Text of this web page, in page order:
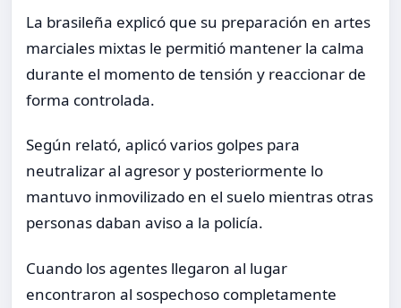
La brasileña explicó que su preparación en artes
marciales mixtas le permitió mantener la calma
durante el momento de tensión y reaccionar de
forma controlada.
Según relató, aplicó varios golpes para
neutralizar al agresor y posteriormente lo
mantuvo inmovilizado en el suelo mientras otras
personas daban aviso a la policía.
Cuando los agentes llegaron al lugar
encontraron al sospechoso completamente